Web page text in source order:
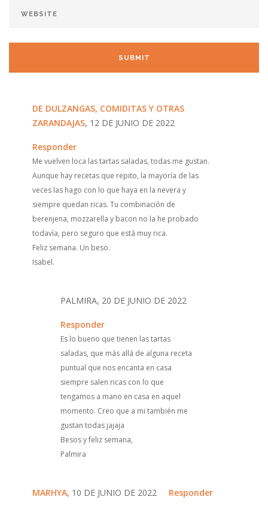
DE DULZANGAS, COMIDITAS Y OTRAS
ZARANDAJAS, 12 DE JUNIO DE 2022
Responder
Me vuelven loca las tartas saladas, todas me gustan.
Aunque hay recetas que repito, la mayoría de las
veces las hago con lo que haya en la nevera y
siempre quedan ricas. Tu combinación de
berenjena, mozzarella y bacon no la he probado
todavía, pero seguro que está muy rica.
Feliz semana. Un beso.
Isabel.
PALMIRA, 20 DE JUNIO DE 2022
Responder
Es lo bueno que tienen las tartas
saladas, que más allá de alguna receta
puntual que nos encanta en casa
siempre salen ricas con lo que
tengamos a mano en casa en aquel
momento. Creo que a mi también me
gustan todas jajaja
Besos y feliz semana,
Palmira
MARHYA, 10 DE JUNIO DE 2022 Responder